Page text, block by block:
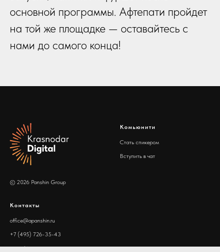
основной программы. Афтепати пройдет
на той же площадке — оставайтесь с
нами до самого конца!
© 2026 Panshin Group
Комьюнити
Стать спикером
Вступить в чат
Контакты
office@apanshin.ru
+7 (495) 726-35-43
apanshin.ru